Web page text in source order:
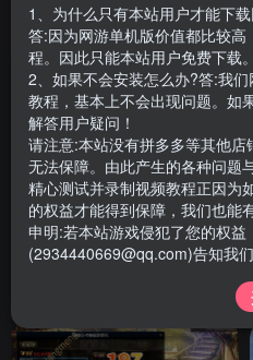
排序 更新 浏览 点赞 评论
249|DNF地下城合集，由会员
提供
游戏合集 游戏类 网游单机
1、为什么只有本站用户才能下
答:因为网游单机版价值都比较
程。因此只能本站用户免费下载
2、如果不会安装怎么办?答:我
教程，基本上不会出现问题。如
解答用户疑问！
请注意:本站没有拼多多等其他
无法保障。由此产生的各种问题
精心测试并录制视频教程正因为
的权益才能得到保障，我们也能
申明:若本站游戏侵犯了您的权益
(2934440669@qq.com)告知我